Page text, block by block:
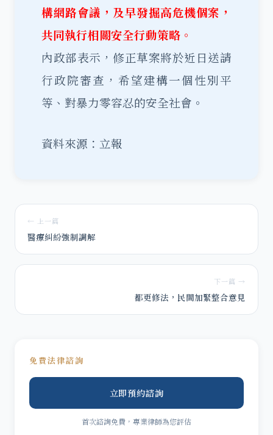
構網路會議，及早發掘高危機個案，
共同執行相關安全行動策略。
內政部表示，修正草案將於近日送請
行政院審查，希望建構一個性別平
等、對暴力零容忍的安全社會。
資料來源：立報
← 上一篇
醫療糾紛強制調解
下一篇 →
都更修法，民間加緊整合意見
免費法律諮詢
立即預約諮詢
首次諮詢免費，專業律師為您評估